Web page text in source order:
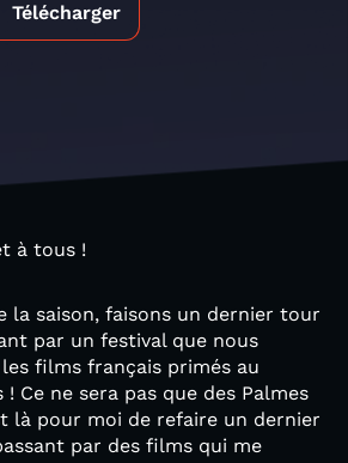
Télécharger
à tous !
la saison, faisons un dernier tour
par un festival que nous
films français primés au
! Ce ne sera pas que des Palmes
là pour moi de refaire un dernier
par des films qui me